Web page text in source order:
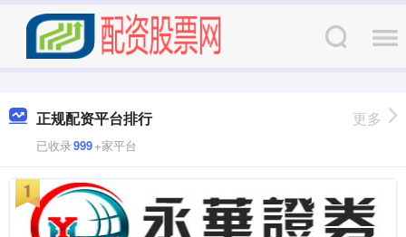
正规配资平台排行
已收录999+家平台
更多